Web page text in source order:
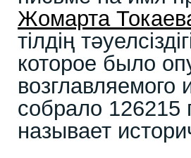
Жомарта
тілдің
которое было
собрало 126215
называет